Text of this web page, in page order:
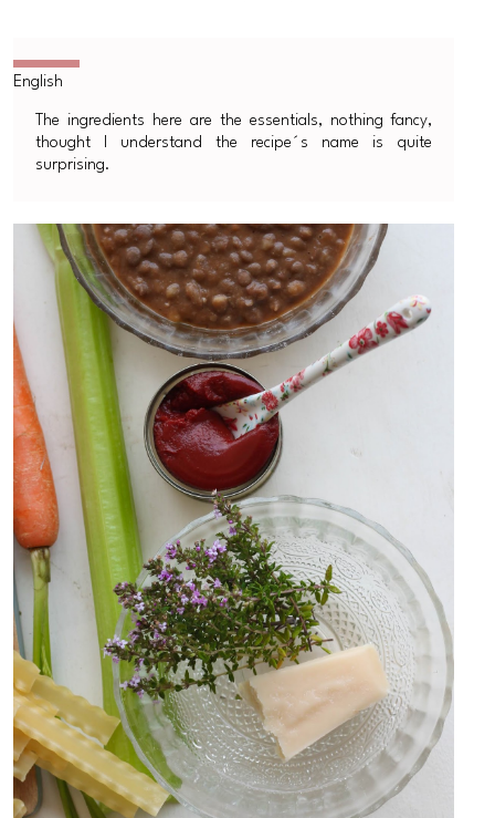
The ingredients here are the essentials, nothing fancy,
thought I understand the recipe´s name is quite
surprising.